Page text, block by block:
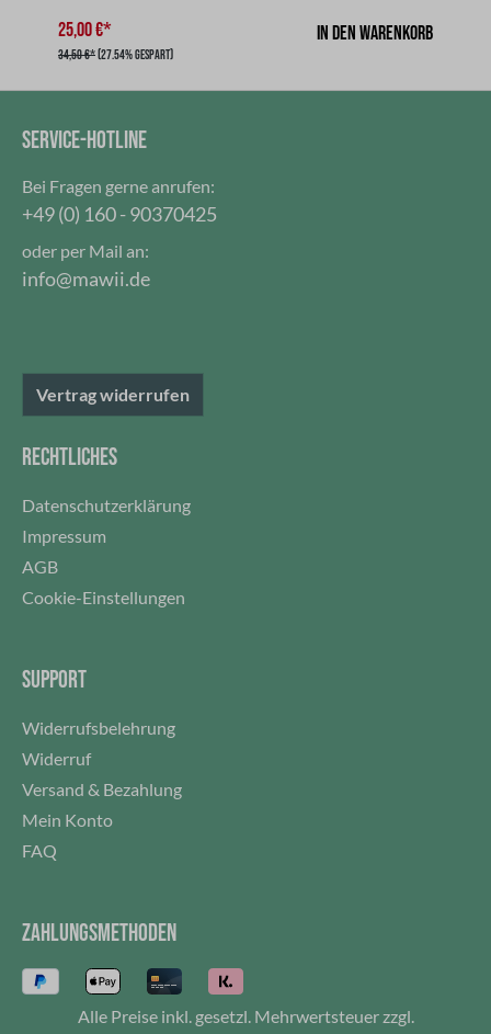
Schutz, um Getränke ca. 14 Stunden warm oder ca.
24 Stunden kalt zu halten und verhindert das
Schiebeverschluß ist nicht auslaufsicher! Verwende
Getränken oder zur Aufbewahrung von
Lebensmitteln oder verderblichen Waren.
Hergestellt aus 18/8 Edelstahl, rostfrei und ist nicht
Spülmaschinen geeignet. Die Farbe ist bruchfest und
blättert nicht ab und bekommt keine Risse und ist
100 % AuslaufsicherFassungsvermögen: 850 ml (30
25,00 €*
34,50 €*(27.54% gespart)
In den Warenkorb
SERVICE-HOTLINE
Bei Fragen gerne anrufen:
+49 (0) 160 - 90370425
oder per Mail an:
info@mawii.de
Vertrag widerrufen
RECHTLICHES
Datenschutzerklärung
Impressum
AGB
Cookie-Einstellungen
SUPPORT
Widerrufsbelehrung
Widerruf
Versand & Bezahlung
Mein Konto
FAQ
ZAHLUNGSMETHODEN
Alle Preise inkl. gesetzl. Mehrwertsteuer zzgl.